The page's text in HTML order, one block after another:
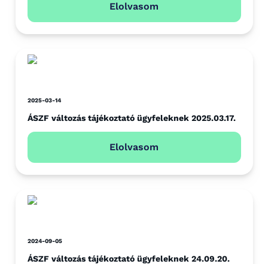
Elolvasom
2025-03-14
ÁSZF változás tájékoztató ügyfeleknek 2025.03.17.
Elolvasom
2024-09-05
ÁSZF változás tájékoztató ügyfeleknek 24.09.20.